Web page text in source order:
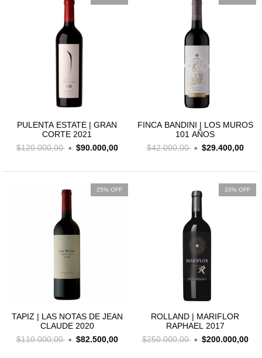
PULENTA ESTATE | GRAN
CORTE 2021
$120.000,00
$90.000,00
FINCA BANDINI | LOS MUROS
101 AÑOS
$42.000,00
$29.400,00
25% OFF
TAPIZ | LAS NOTAS DE JEAN
CLAUDE 2020
$110.000,00
$82.500,00
20% OFF
ROLLAND | MARIFLOR
RAPHAEL 2017
$250.000,00
$200.000,00